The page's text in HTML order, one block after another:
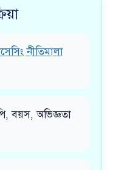
নীতিমালা
বয়স, অভিজ্ঞতা